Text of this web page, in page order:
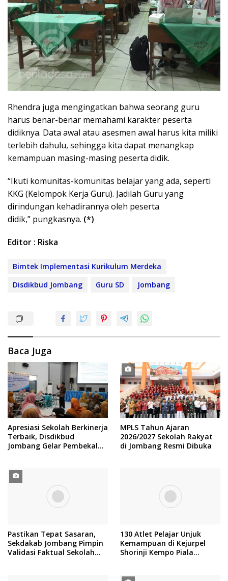
Rhendra juga mengingatkan bahwa seorang guru
harus benar-benar memahami karakter peserta
didiknya. Data awal atau asesmen awal harus kita miliki
terlebih dahulu, sehingga kita dapat menangkap
kemampuan masing-masing peserta didik.
“Ikuti komunitas-komunitas belajar yang ada, seperti
KKG (Kelompok Kerja Guru). Jadilah Guru yang
dirindungan kehadirannya oleh peserta
didik,” pungkasnya. (*)
Editor : Riska
Bimtek Implementasi Kurikulum Merdeka
Disdikbud Jombang
Guru SD Jombang
Baca Juga
Apresiasi Sekolah Berkinerja
Terbaik, Disdikbud
Jombang Gelar Pembekalan
MPLS Tahun Ajaran
2026/2027 Sekolah Rakyat
di Jombang Resmi Dibuka
Pastikan Tepat Sasaran,
Sekdakab Jombang Pimpin
Validasi Faktual Sekolah
130 Atlet Pelajar Unjuk
Kemampuan di Kejurpel
Shorinji Kempo Piala